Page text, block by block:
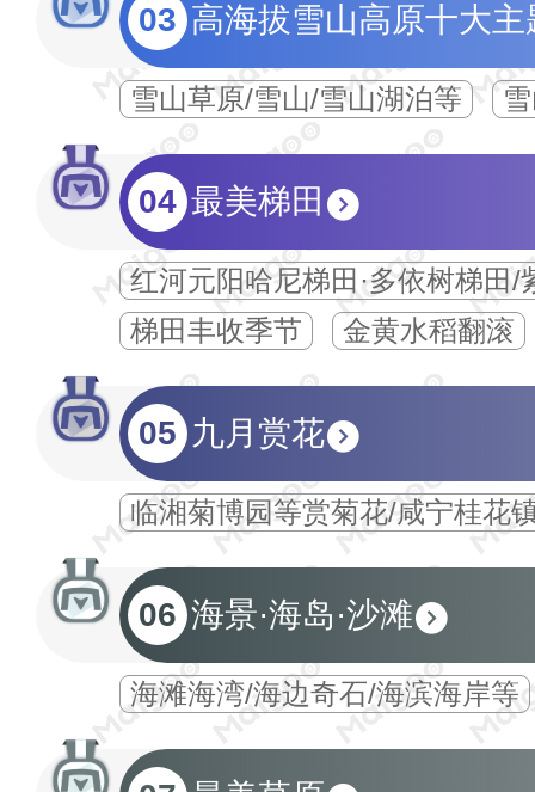
03 高海拔雪山高原十大主
雪山草原/雪山/雪山湖泊等
04 最美梯田
红河元阳哈尼梯田·多依树梯田/
梯田丰收季节
金黄水稻翻滚
05 九月赏花
临湘菊博园等赏菊花/咸宁桂花
06 海景·海岛·沙滩
海滩海湾/海边奇石/海滨海岸等